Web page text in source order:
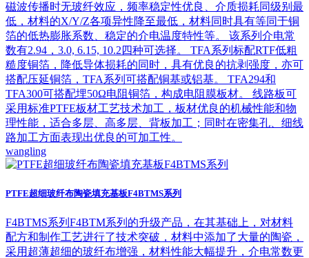
磁波传播时无玻纤效应，频率稳定性优良、介质损耗同级别最
低，材料的X/Y/Z各项异性降至最低，材料同时具有等同于铜
箔的低热膨胀系数、稳定的介电温度特性等。 该系列介电常
数有2.94，3.0, 6.15, 10.2四种可选择。 TFA系列标配RTF低粗
糙度铜箔，降低导体损耗的同时，具有优良的抗剥强度，亦可
搭配压延铜箔，TFA系列可搭配铜基或铝基。 TFA294和
TFA300可搭配埋50Ω电阻铜箔，构成电阻膜板材。 线路板可
采用标准PTFE板材工艺技术加工，板材优良的机械性能和物
理性能，适合多层、高多层、背板加工；同时在密集孔、细线
路加工方面表现出优良的可加工性。
wangling
PTFE超细玻纤布陶瓷填充基板F4BTMS系列
F4BTMS系列F4BTM系列的升级产品，在其基础上，对材料
配方和制作工艺进行了技术突破，材料中添加了大量的陶瓷，
采用超薄超细的玻纤布增强，材料性能大幅提升，介电常数更